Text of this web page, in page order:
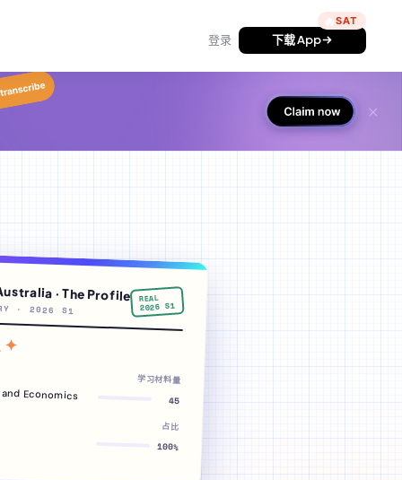
登录 下载 App
🔥
· The Profile
· 2026 S1
REAL
2026 S1
✦
学习材料量
Economics 45
占比
100%